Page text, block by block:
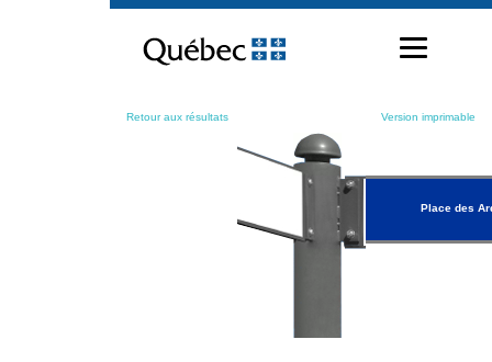
contenu
Retour aux résultats Version imprimable
Place des